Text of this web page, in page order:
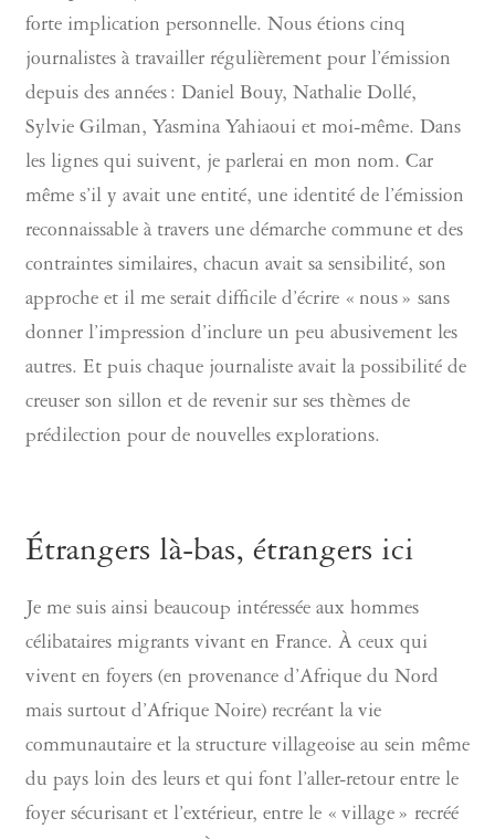
forte implication personnelle. Nous étions cinq
journalistes à travailler régulièrement pour l’émission
depuis des années : Daniel Bouy, Nathalie Dollé,
Sylvie Gilman, Yasmina Yahiaoui et moi-même. Dans
les lignes qui suivent, je parlerai en mon nom. Car
même s’il y avait une entité, une identité de l’émission
reconnaissable à travers une démarche commune et des
contraintes similaires, chacun avait sa sensibilité, son
approche et il me serait difficile d’écrire « nous » sans
donner l’impression d’inclure un peu abusivement les
autres. Et puis chaque journaliste avait la possibilité de
creuser son sillon et de revenir sur ses thèmes de
prédilection pour de nouvelles explorations.
Étrangers là-bas, étrangers ici
Je me suis ainsi beaucoup intéressée aux hommes
célibataires migrants vivant en France. À ceux qui
vivent en foyers (en provenance d’Afrique du Nord
mais surtout d’Afrique Noire) recréant la vie
communautaire et la structure villageoise au sein même
du pays loin des leurs et qui font l’aller-retour entre le
foyer sécurisant et l’extérieur, entre le « village » recréé